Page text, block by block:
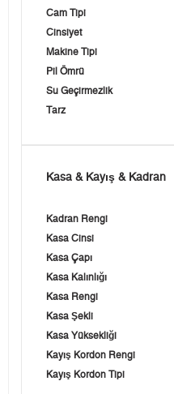
Cam Tipi
Cinsiyet
Makine Tipi
Pil Ömrü
Su Geçirmezlik
Tarz
Kasa & Kayış & Kadran
Kadran Rengi
Kasa Cinsi
Kasa Çapı
Kasa Kalınlığı
Kasa Rengi
Kasa Şekli
Kasa Yüksekliği
Kayış Kordon Rengi
Kayış Kordon Tipi